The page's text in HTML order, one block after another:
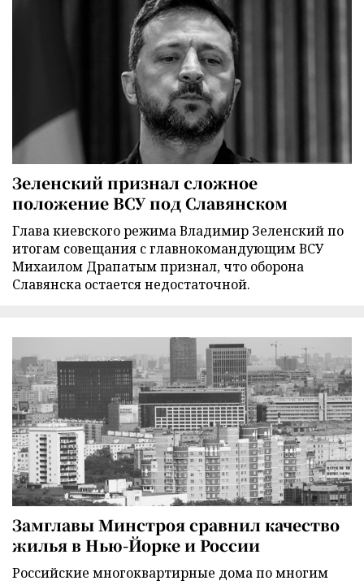
Зеленский признал сложное
положение ВСУ под Славянском
Глава киевского режима Владимир Зеленский по
итогам совещания с главнокомандующим ВСУ
Михаилом Драпатым признал, что оборона
Славянска остается недостаточной.
Замглавы Минстроя сравнил качество
жилья в Нью-Йорке и России
Российские многоквартирные дома по многим